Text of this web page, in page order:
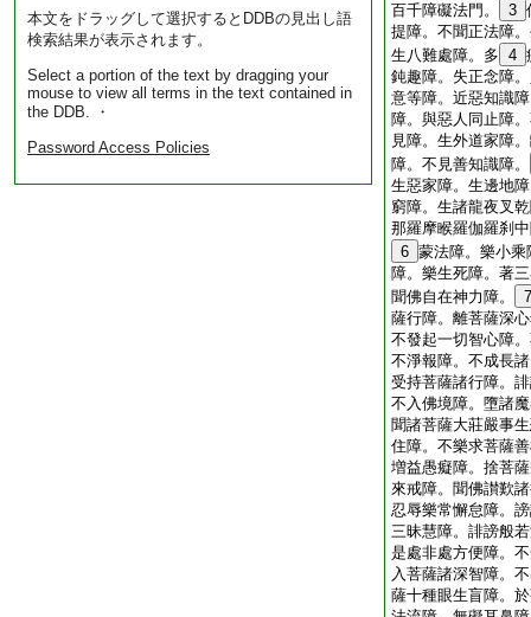
本文をドラッグして選択するとDDBの見出し語
検索結果が表示されます。
Select a portion of the text by dragging your
mouse to view all terms in the text contained in
the DDB. ・
Password Access Policies
百千障礙法門。
3
提障。不聞正法障
生八難處障。多 4
鈍趣障。失正念障
意等障。近惡知識
障。與惡人同止障
見障。生外道家障
障。不見善知識障。
生惡家障。生邊地
窮障。生諸龍夜叉
那羅摩睺羅伽羅刹
6 蒙法障。樂小
障。樂生死障。著
聞佛自在神力障。
7
薩行障。離菩薩深
不發起一切智心障
不淨報障。不成長
受持菩薩諸行障。
不入佛境障。墮諸
聞諸菩薩大莊嚴事
住障。不樂求菩薩
増益愚癡障。捨菩
來戒障。聞佛讃歎
忍辱樂常懈怠障。
三昧慧障。誹謗般
是處非處方便障。
入菩薩諸深智障。
薩十種眼生盲障。